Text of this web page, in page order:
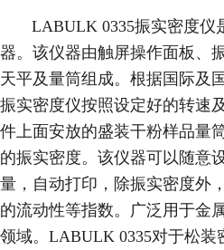
LABULK 0335振实密度仪
器。该仪器由触屏操作面板、
天平及量筒组成。根据国际及
振实密度仪按照设定好的转速
件上面安放的盛装干粉样品量
的振实密度。该仪器可以随意
量，自动打印，除振实密度外
的流动性等指数。广泛用于金
领域。LABULK 0335对于松